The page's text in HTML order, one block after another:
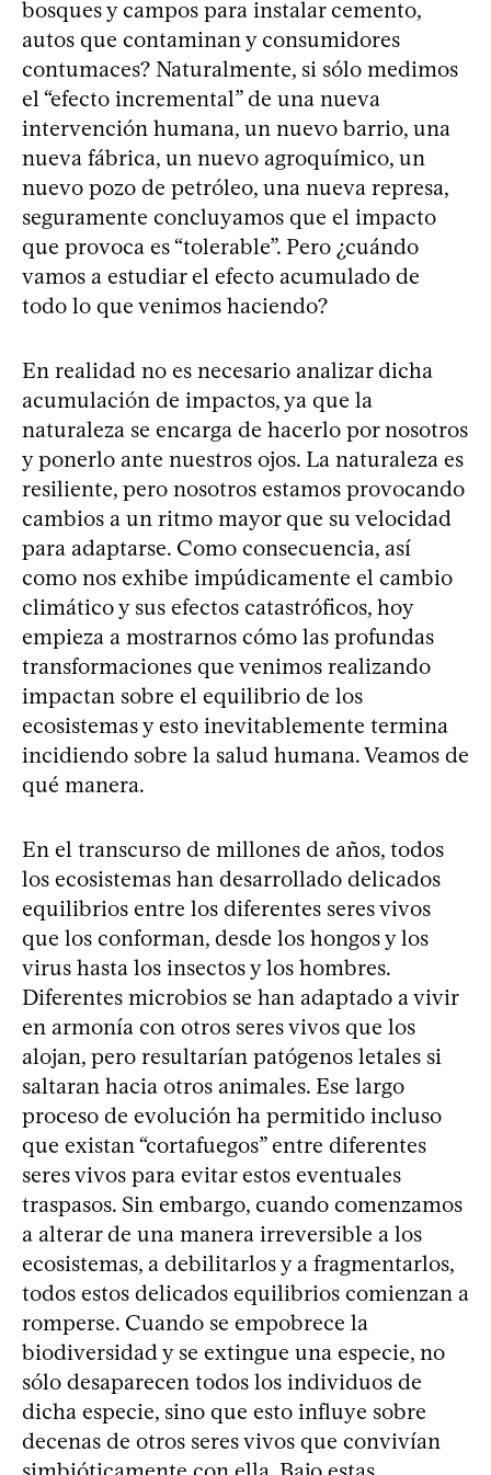
bosques y campos para instalar cemento,
autos que contaminan y consumidores
contumaces? Naturalmente, si sólo medimos
el “efecto incremental” de una nueva
intervención humana, un nuevo barrio, una
nueva fábrica, un nuevo agroquímico, un
nuevo pozo de petróleo, una nueva represa,
seguramente concluyamos que el impacto
que provoca es “tolerable”. Pero ¿cuándo
vamos a estudiar el efecto acumulado de
todo lo que venimos haciendo?
En realidad no es necesario analizar dicha
acumulación de impactos, ya que la
naturaleza se encarga de hacerlo por nosotros
y ponerlo ante nuestros ojos. La naturaleza es
resiliente, pero nosotros estamos provocando
cambios a un ritmo mayor que su velocidad
para adaptarse. Como consecuencia, así
como nos exhibe impúdicamente el cambio
climático y sus efectos catastróficos, hoy
empieza a mostrarnos cómo las profundas
transformaciones que venimos realizando
impactan sobre el equilibrio de los
ecosistemas y esto inevitablemente termina
incidiendo sobre la salud humana. Veamos de
qué manera.
En el transcurso de millones de años, todos
los ecosistemas han desarrollado delicados
equilibrios entre los diferentes seres vivos
que los conforman, desde los hongos y los
virus hasta los insectos y los hombres.
Diferentes microbios se han adaptado a vivir
en armonía con otros seres vivos que los
alojan, pero resultarían patógenos letales si
saltaran hacia otros animales. Ese largo
proceso de evolución ha permitido incluso
que existan “cortafuegos” entre diferentes
seres vivos para evitar estos eventuales
traspasos. Sin embargo, cuando comenzamos
a alterar de una manera irreversible a los
ecosistemas, a debilitarlos y a fragmentarlos,
todos estos delicados equilibrios comienzan a
romperse. Cuando se empobrece la
biodiversidad y se extingue una especie, no
sólo desaparecen todos los individuos de
dicha especie, sino que esto influye sobre
decenas de otros seres vivos que convivían